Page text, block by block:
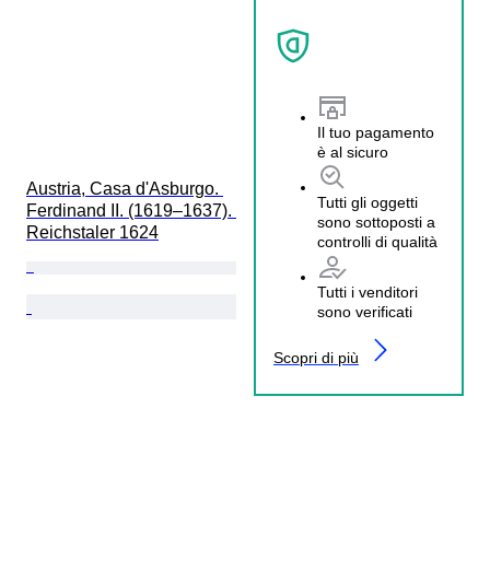
Il tuo pagamento
è al sicuro
Tutti gli oggetti
sono sottoposti a
controlli di qualità
Tutti i venditori
sono verificati
Scopri di più
Austria, Casa d'Asburgo.
Ferdinand II. (1619–1637).
Reichstaler 1624